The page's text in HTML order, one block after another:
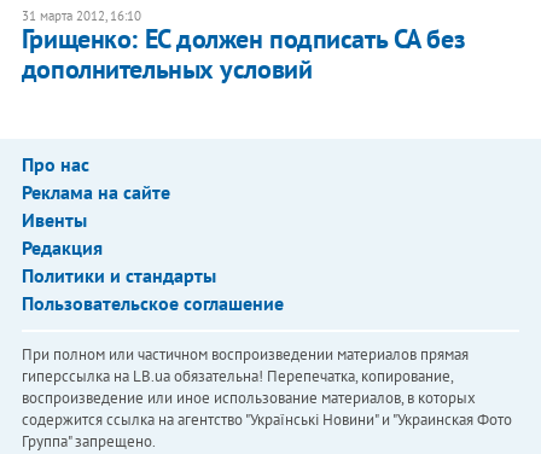
31 марта 2012, 16:10
Грищенко: ЕС должен подписать СА без
дополнительных условий
Про нас
Реклама на сайте
Ивенты
Редакция
Политики и стандарты
Пользовательское соглашение
При полном или частичном воспроизведении материалов прямая
гиперссылка на LB.ua обязательна! Перепечатка, копирование,
воспроизведение или иное использование материалов, в которых
содержится ссылка на агентство "Українськi Новини" и "Украинская Фото
Группа" запрещено.